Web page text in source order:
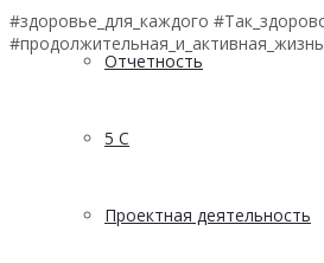
Отчетность
5 С
Проектная деятельность
#здоровье_для_каждого
#продолжительная_и_активная_жизнь